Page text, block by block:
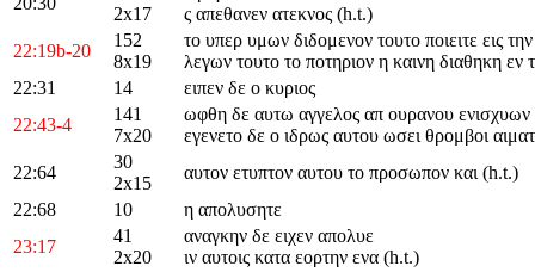
2x17
ς απεθανεν ατεκνος (h.t.)
22:19b-20
152
8x19
το υπερ υμων διδομενον τουτο ποιειτε εις
λεγων τουτο το ποτηριον η καινη διαθηκη
22:31
14
ειπεν δε ο κυριος
22:43-4
141
7x20
ωφθη δε αυτω αγγελος απ ουρανου ενισχυων
εγενετο δε ο ιδρως αυτου ωσει θρομβοι
22:64
30
2x15
αυτον ετυπτον αυτου το προσωπον και (h.t.)
22:68
10
η απολυσητε
23:17
41
2x20
αναγκην δε ειχεν απολυε
ιν αυτοις κατα εορτην ενα (h.t.)